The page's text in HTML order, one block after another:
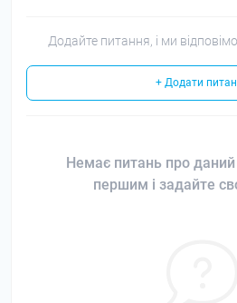
Додайте питання, і ми
+ Додати
Немає питань про даний
першим і задайте